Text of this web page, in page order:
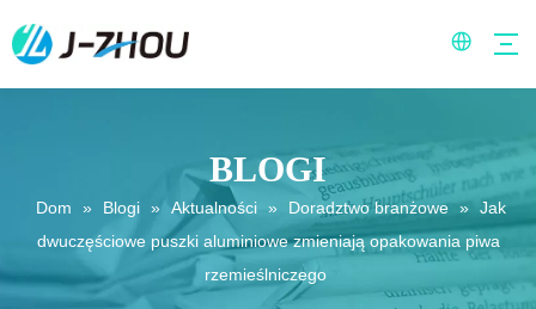
BLOGI
Dom » Blogi » Aktualności » Doradztwo branżowe » Jak
dwuczęściowe puszki aluminiowe zmieniają opakowania piwa
rzemieślniczego